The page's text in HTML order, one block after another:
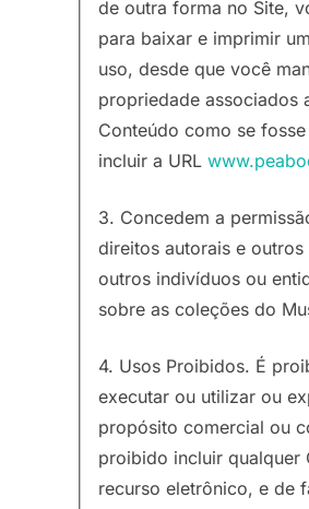
de outra forma no Site,
para baixar e imprimir
uso, desde que você
propriedade associados
Conteúdo como se
incluir a URL
3. Concedem a
direitos autorais e
outros indivíduos ou
sobre as coleções do
4. Usos Proibidos. É
executar ou utilizar ou
propósito comercial ou
proibido incluir qualquer
recurso eletrônico, e de